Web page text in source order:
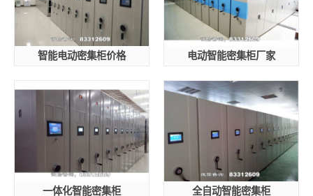
智能电动密集柜价格 电动智能密集柜厂家
一体化智能密集柜 全自动智能密集柜